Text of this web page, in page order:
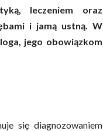
leczeniem oraz
i jamą ustną. W
jego obowiązkom
się diagnozowaniem